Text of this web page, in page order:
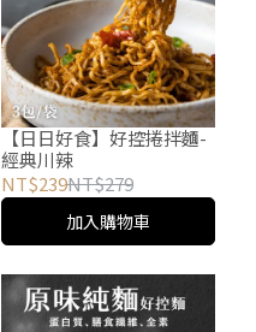
【日日好食】好控捲拌麵-
經典川辣
NT$239NT$279
加入購物車